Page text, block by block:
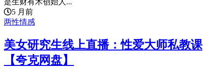
是生财有术创始人...
5 月前
两性情感
美女研究生线上直播：性爱大师私教课
【夸克网盘】